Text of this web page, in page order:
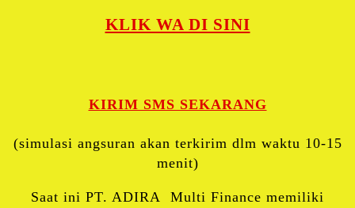
KLIK WA DI SINI
KIRIM SMS SEKARANG
(simulasi angsuran akan terkirim dlm waktu 10-15
menit)
Saat ini PT. ADIRA Multi Finance memiliki